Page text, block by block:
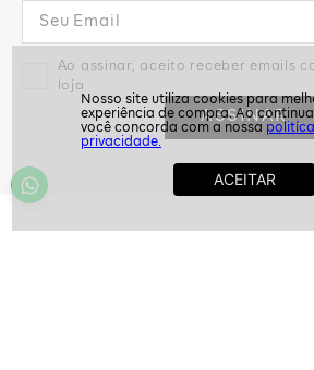
privacidade.
Ao assinar, aceito receber emails
loja
ASSINAR